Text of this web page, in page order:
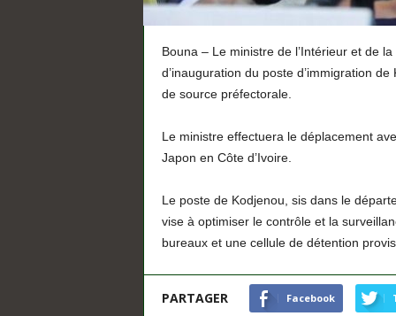
Bouna – Le ministre de l’Intérieur et de
d’inauguration du poste d’immigration
de source préfectorale.
Le ministre effectuera le déplacement
Japon en Côte d’Ivoire.
Le poste de Kodjenou, sis dans le
vise à optimiser le contrôle et la
bureaux et une cellule de détention
PARTAGER Facebook